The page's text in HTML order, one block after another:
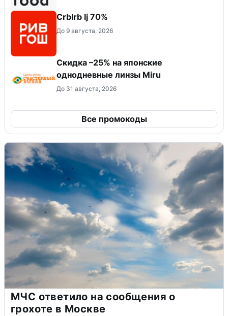
Crblrb lj 70%
До 9 августа, 2026
Скидка –25% на японские
однодневные линзы Miru
До 31 августа, 2026
Все промокоды
МЧС ответило на сообщения о
грохоте в Москве